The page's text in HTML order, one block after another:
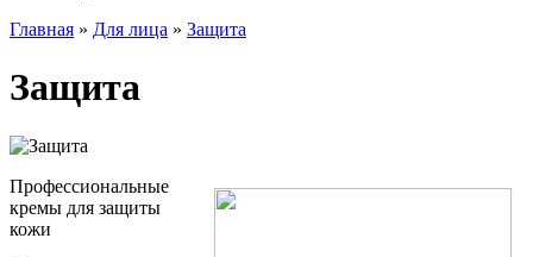
Главная » Для лица » Защита
Защита
Профессиональные
кремы для защиты
кожи